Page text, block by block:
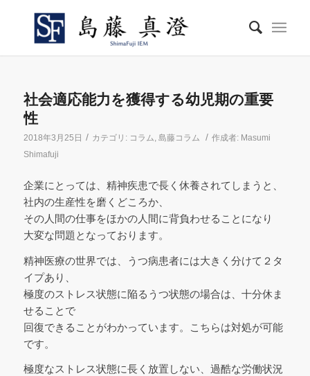
社会適応能力を獲得する幼児期の重要
性
2018年3月25日 / カテゴリ: コラム, 島藤コラム / 作成者: Masumi
Shimafuji
企業にとっては、精神疾患で長く休養されてしまうと、
社内の生産性を磨くどころか、
その人間の仕事をほかの人間に背負わせることになり
大変な問題となっております。
精神医療の世界では、うつ病患者には大きく分けて２タ
イプあり、
極度のストレス状態に陥るうつ状態の場合は、十分休ま
せることで
回復できることがわかっています。こちらは対処が可能
です。
極度なストレス状態に長く放置しない、過酷な労働状況